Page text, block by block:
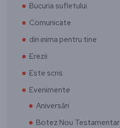
Bucuria sufletului
Comunicate
din inima pentru tine
Erezii
Este scris
Evenimente
Aniversări
Botez Nou Testamentar